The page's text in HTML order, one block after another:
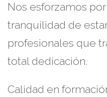
Nos esforzamos
tranquilidad de
profesionales que
total dedicación.
Calidad en